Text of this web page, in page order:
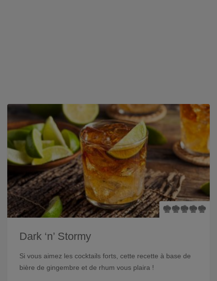
Dark ‘n’ Stormy
Si vous aimez les cocktails forts, cette recette à base de
bière de gingembre et de rhum vous plaira !